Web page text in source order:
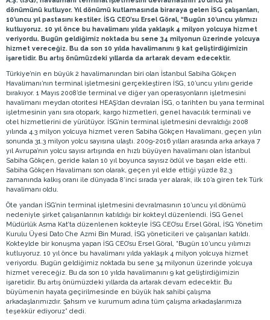
dönümünü kutluyor. Yıl dönümü kutlamasında biraraya gelen İSG çalışanları,
10’uncu yıl pastasını kestiler. İSG CEO’su Ersel Göral, “Bugün 10’uncu yılımızı
kutluyoruz. 10 yıl önce bu havalimanı yılda yaklaşık 4 milyon yolcuya hizmet
veriyordu. Bugün geldiğimiz noktada bu sene 34 milyonun üzerinde yolcuya
hizmet vereceğiz. Bu da son 10 yılda havalimanını 9 kat geliştirdiğimizin
işaretidir. Bu artış önümüzdeki yıllarda da artarak devam edecektir.
Türkiye’nin en büyük 2 havalimanından biri olan İstanbul Sabiha Gökçen
Havalimanı’nın terminal işletmesini gerçekleştiren İSG, 10’uncu yılını geride
bırakıyor. 1 Mayıs 2008’de terminal ve diğer yan operasyonların işletmesini
havalimanı meydan otoritesi HEAŞ’dan devralan İSG, o tarihten bu yana terminal
işletmesinin yanı sıra otopark, kargo hizmetleri, genel havacılık terminali ve
otel hizmetlerini de yürütüyor. İSG’nin terminal işletmesini devraldığı 2008
yılında 4.3 milyon yolcuya hizmet veren Sabiha Gökçen Havalimanı, geçen yılın
sonunda 31.3 milyon yolcu sayısına ulaştı. 2009-2016 yılları arasında arka arkaya 7
yıl Avrupa’nın yolcu sayısı artışında en hızlı büyüyen havalimanı olan İstanbul
Sabiha Gökçen, geride kalan 10 yıl boyunca sayısız ödül ve başarı elde etti.
Sabiha Gökçen Havalimanı son olarak, geçen yıl elde ettiği yüzde 82.3
zamanında kalkış oranı ile dünyada 8’inci sırada yer alarak, ilk 10’a giren tek Türk
havalimanı oldu.
Öte yandan İSG’nin terminal işletmesini devralmasının 10’uncu yıl dönümü
nedeniyle şirket çalışanlarının katıldığı bir kokteyl düzenlendi. İSG Genel
Müdürlük Asma Kat’ta düzenlenen kokteyle İSG CEO’su Ersel Göral, İSG Yönetim
Kurulu Üyesi Dato Che Azmi Bin Murad, İSG yöneticileri ve çalışanları katıldı.
Kokteylde bir konuşma yapan İSG CEO’su Ersel Göral, “Bugün 10’uncu yılımızı
kutluyoruz. 10 yıl önce bu havalimanı yılda yaklaşık 4 milyon yolcuya hizmet
veriyordu. Bugün geldiğimiz noktada bu sene 34 milyonun üzerinde yolcuya
hizmet vereceğiz. Bu da son 10 yılda havalimanını 9 kat geliştirdiğimizin
işaretidir. Bu artış önümüzdeki yıllarda da artarak devam edecektir. Bu
büyümenin hayata geçirilmesinde en büyük hak sahibi çalışma
arkadaşlarımızdır. Şahsım ve kurumum adına tüm çalışma arkadaşlarımıza
teşekkür ediyoruz” dedi.